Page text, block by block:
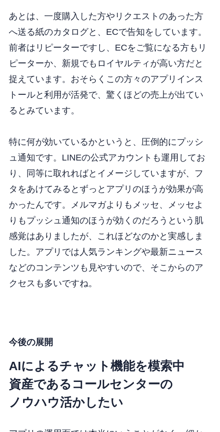
あとは、一度購入した方やリクエストのあった方
へ送る紙のカタログと、ECで告知をしています。
前者はリピーターですし、ECをご覧になる方もリ
ピーターか、新規でもロイヤルティが高い方だと
捉えています。おそらくこの方々のアプリインス
トールと利用が活発で、驚くほどの売上が出てい
るとみています。
特に何が効いているかというと、圧倒的にプッシ
ュ通知です。 LINEの公式アカウントも運用してお
り、同等に取れればとイメージしていますが、フ
タをあけてみるとずっとアプリのほうが効果が高
かったんです。
メルマガよりもメッセ、メッセよ
りもプッシュ通知のほうが効くのだろうという肌
感覚はありましたが、これほどなのかと実感しま
した。アプリでは人気ランキングや最新ニュース
などのコンテンツも見やすいので、そこからのア
クセスも多いですね。
今後の展開
AIによるチャット機能を模索中
資産であるコールセンターの
ノウハウ活かしたい